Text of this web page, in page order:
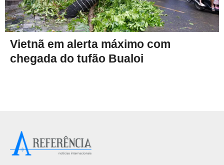
Vietnã em alerta máximo com
chegada do tufão Bualoi